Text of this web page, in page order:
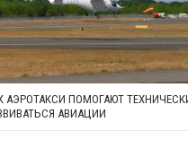
АЭРОТАКСИ ПОМОГАЮТ
АВИАЦИИ